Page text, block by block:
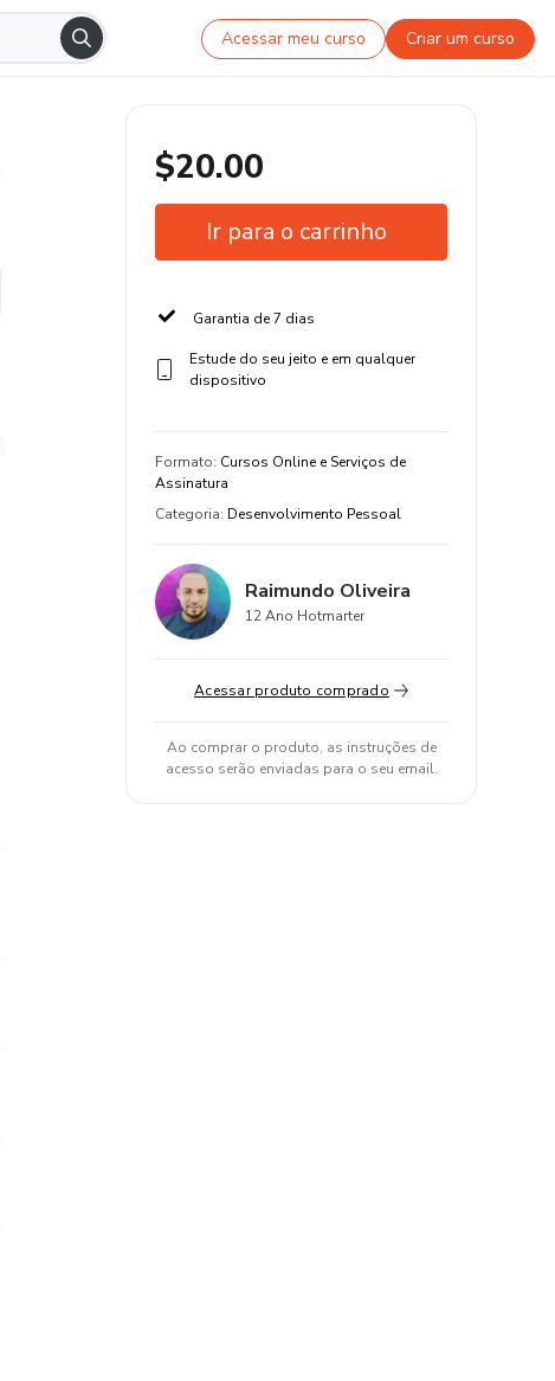
Acessar meu curso Criar um curso
$20.00
Ir para o carrinho
Garantia de 7 dias
Estude do seu jeito e em qualquer
dispositivo
Formato: Cursos Online e Serviços de
Assinatura
Categoria: Desenvolvimento Pessoal
Raimundo Oliveira
12 Ano Hotmarter
Acessar produto comprado
Ao comprar o produto, as instruções de
acesso serão enviadas para o seu email.